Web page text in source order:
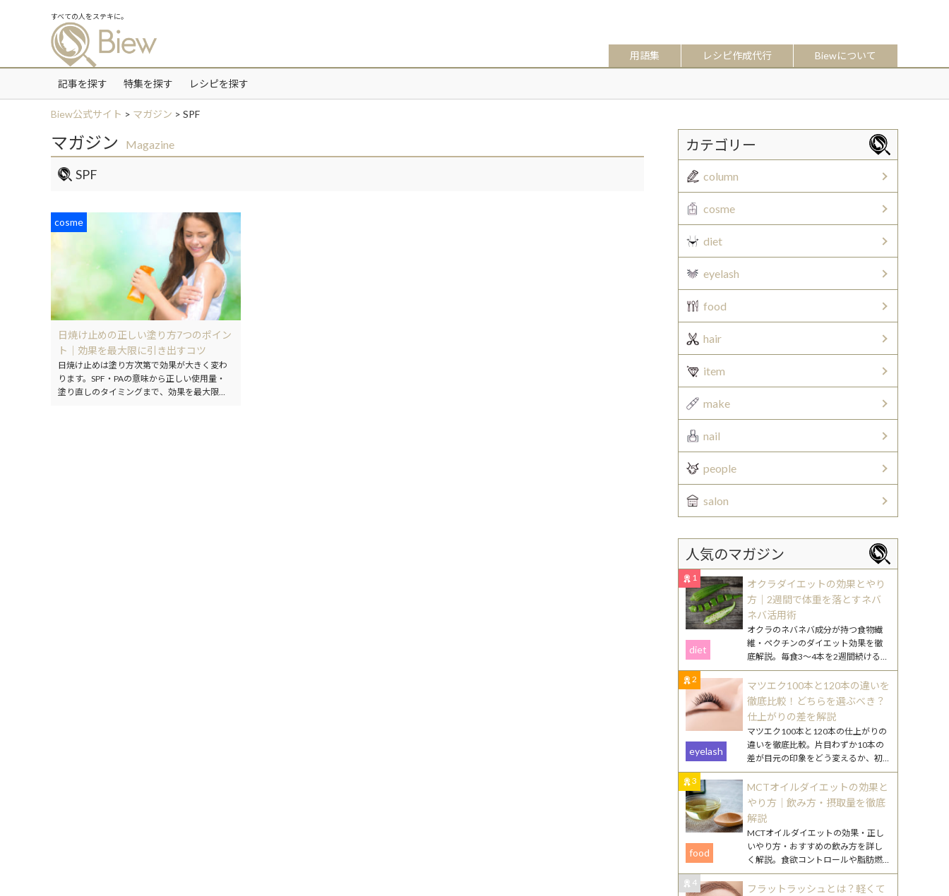
すべての人をステキに。
用語集 レシピ作成代行 Biewについて
記事を探す 特集を探す レシピを探す
Biew公式サイト > マガジン > SPF
マガジン Magazine
SPF
cosme
日焼け止めの正しい塗り方7つのポイン
ト｜効果を最大限に引き出すコツ
日焼け止めは塗り方次第で効果が大きく変わ
ります。SPF・PAの意味から正しい使用量・
塗り直しのタイミングまで、効果を最大限に
カテゴリー
column
cosme
diet
eyelash
food
hair
item
make
nail
people
salon
人気のマガジン
1
オクラダイエットの効果とやり
方｜2週間で体重を落とすネバ
ネバ活用術
diet
オクラのネバネバ成分が持つ食物繊
維・ペクチンのダイエット効果を徹
底解説。毎食3〜4本を2週間続けるや
り方や、効果を高める食べ合わせ・
調理のコツを紹介します。
2
マツエク100本と120本の違いを
徹底比較！どちらを選ぶべき？
仕上がりの差を解説
eyelash
マツエク100本と120本の仕上がりの
違いを徹底比較。片目わずか10本の
差が目元の印象をどう変えるか、初
心者向けの選び方やまつ毛ケアのポ
イントも詳しく解説します。
3
MCTオイルダイエットの効果と
やり方｜飲み方・摂取量を徹底
解説
food
MCTオイルダイエットの効果・正し
いやり方・おすすめの飲み方を詳し
く解説。食欲コントロールや脂肪燃
焼のメカニズムから、毎日続けるコ
ツまで丁寧にご紹介します。
4
フラットラッシュとは？軽くて